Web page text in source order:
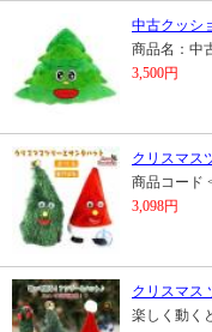
中古クッシ
商品名：中
3,500円
クリスマス
商品コード
3,098円
クリスマス
楽しく動く